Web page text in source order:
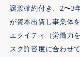
譲渡確約付き、2〜3
が資本出資し事業体
エクイティ（労働力
スク許容度に合わせ